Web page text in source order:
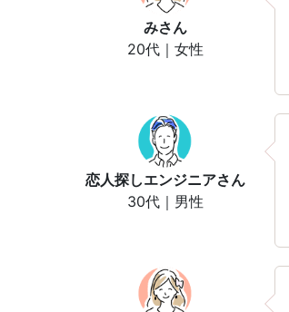
みさん
20代｜女性
恋人探しエンジニアさん
30代｜男性